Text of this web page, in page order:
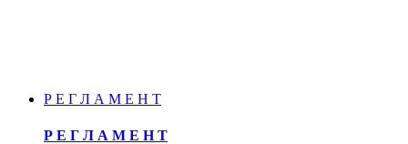
Р Е Г Л А М Е Н Т
Р Е Г Л А М Е Н Т